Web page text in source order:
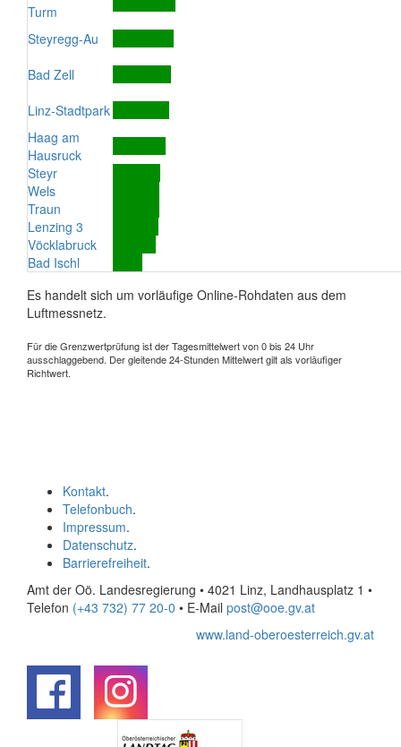
Turm
Steyregg-Au
Bad Zell
Linz-Stadtpark
Haag am
Hausruck
Steyr
Wels
Traun
Lenzing 3
Vöcklabruck
Bad Ischl
Es handelt sich um vorläufige Online-Rohdaten aus dem
Luftmessnetz.
Für die Grenzwertprüfung ist der Tagesmittelwert von 0 bis 24 Uhr
ausschlaggebend. Der gleitende 24-Stunden Mittelwert gilt als vorläufiger
Richtwert.
Kontakt.
Telefonbuch.
Impressum.
Datenschutz.
Barrierefreiheit.
Amt der Oö. Landesregierung • 4021 Linz, Landhausplatz 1 •
Telefon (+43 732) 77 20-0 • E-Mail post@ooe.gv.at
www.land-oberoesterreich.gv.at